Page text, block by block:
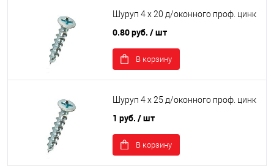
Шуруп 4 х 20 д/оконного проф. цинк
0.80 руб. / шт
В корзину
Шуруп 4 х 25 д/оконного проф. цинк
1 руб. / шт
В корзину